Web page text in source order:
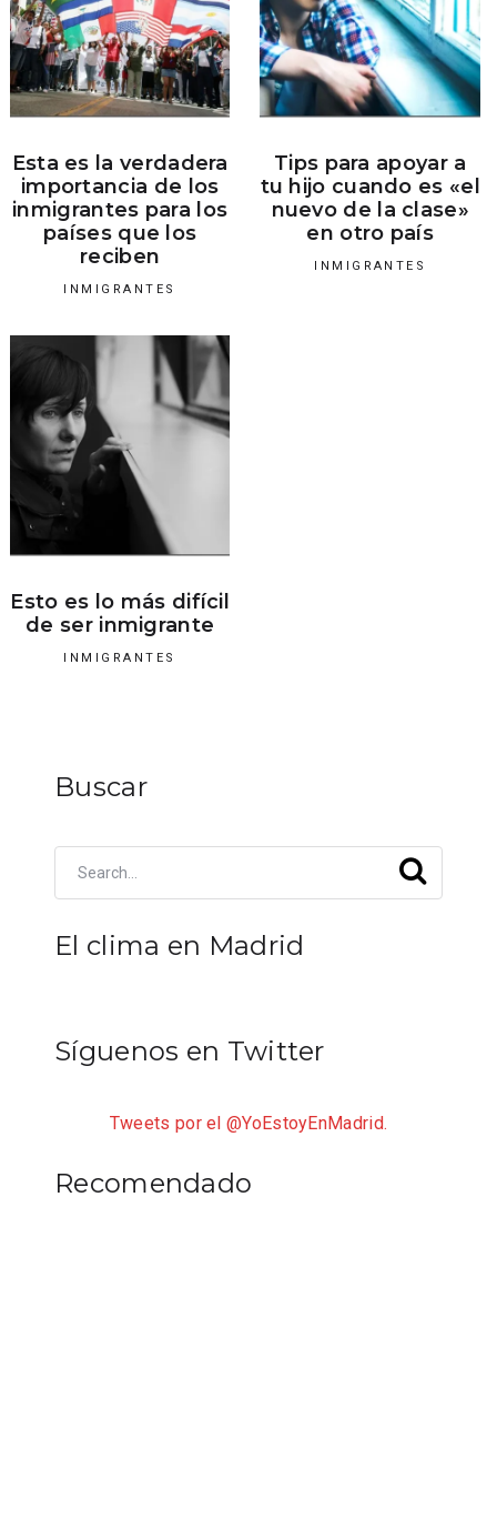
Esta es la verdadera
importancia de los
inmigrantes para los
países que los
reciben
INMIGRANTES
Tips para apoyar a
tu hijo cuando es «el
nuevo de la clase»
en otro país
INMIGRANTES
Esto es lo más difícil
de ser inmigrante
INMIGRANTES
Buscar
El clima en Madrid
Síguenos en Twitter
Tweets por el @YoEstoyEnMadrid.
Recomendado